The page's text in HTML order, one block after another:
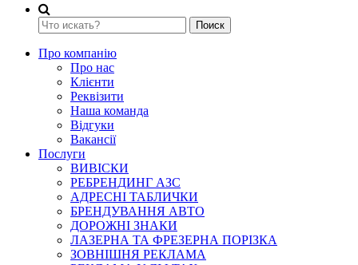
Поиск
Про компанію
Про нас
Клієнти
Реквізити
Наша команда
Відгуки
Вакансії
Послуги
ВИВІСКИ
РЕБРЕНДИНГ АЗС
АДРЕСНІ ТАБЛИЧКИ
БРЕНДУВАННЯ АВТО
ДОРОЖНІ ЗНАКИ
ЛАЗЕРНА ТА ФРЕЗЕРНА ПОРІЗКА
ЗОВНІШНЯ РЕКЛАМА